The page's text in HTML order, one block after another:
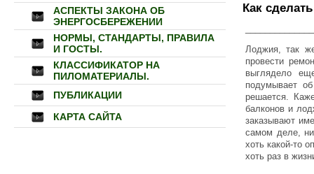
АСПЕКТЫ ЗАКОНА ОБ
ЭНЕРГОСБЕРЕЖЕНИИ
НОРМЫ, СТАНДАРТЫ, ПРАВИЛА
И ГОСТЫ.
КЛАССИФИКАТОР НА
ПИЛОМАТЕРИАЛЫ.
ПУБЛИКАЦИИ
КАРТА САЙТА
Как
Лоджия, так
провести
выглядело
подумывает
решается.
балконов и
заказывают
самом деле,
хоть какой-то
хоть раз в